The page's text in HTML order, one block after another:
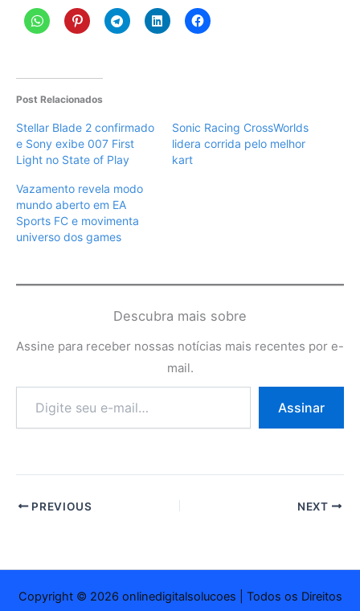
Post Relacionados
Stellar Blade 2 confirmado
e Sony exibe 007 First
Light no State of Play
Sonic Racing CrossWorlds
lidera corrida pelo melhor
kart
Vazamento revela modo
mundo aberto em EA
Sports FC e movimenta
universo dos games
Descubra mais sobre
Assine para receber nossas notícias mais recentes por e-
mail.
e-
Assinar
PREVIOUS NEXT
Copyright © 2026 onlinedigitalsolucoes | Todos os Direitos